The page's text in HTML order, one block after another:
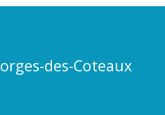
des-Coteaux